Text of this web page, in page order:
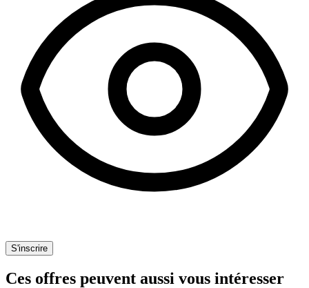
S'inscrire
Ces offres peuvent aussi vous intéresser